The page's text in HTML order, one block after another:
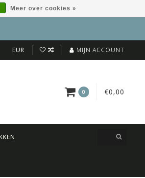
EUR MIJN ACCOUNT
0 €0,00
Meer over cookies »